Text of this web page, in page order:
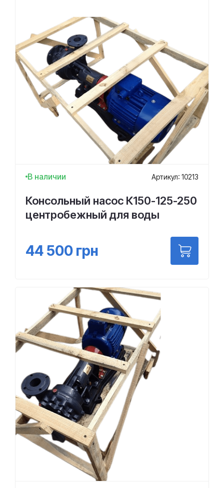
В наличии Артикул: 10213
Консольный насос К150-125-250
центробежный для воды
44 500 грн